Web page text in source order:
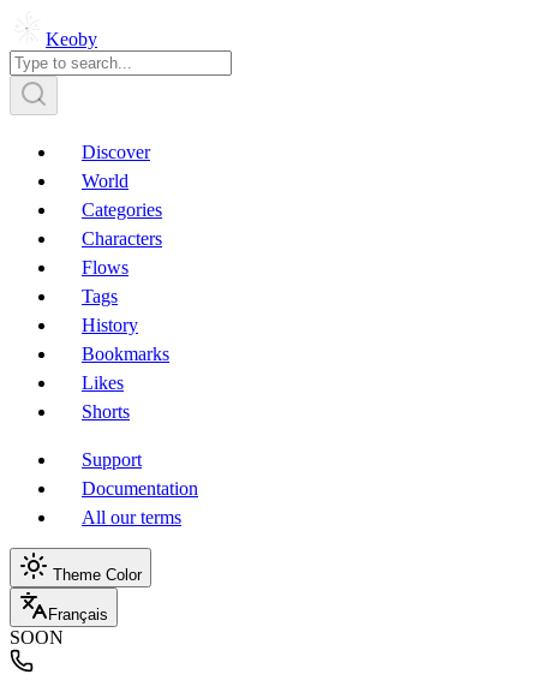
Keoby
Discover
World
Categories
Characters
Flows
Tags
History
Bookmarks
Likes
Shorts
Support
Documentation
All our terms
Theme Color
Français
SOON